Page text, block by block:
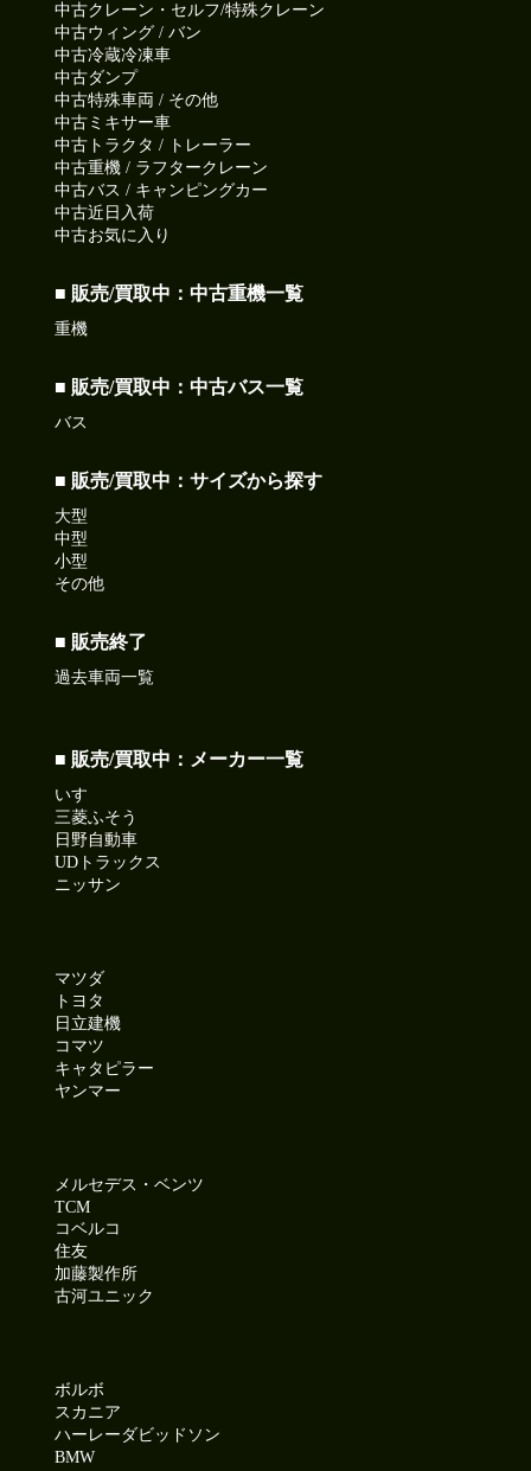
中古クレーン・セルフ/特殊クレーン
中古ウィング / バン
中古冷蔵冷凍車
中古ダンプ
中古特殊車両 / その他
中古ミキサー車
中古トラクタ / トレーラー
中古重機 / ラフタークレーン
中古バス / キャンピングカー
中古近日入荷
中古お気に入り
■ 販売/買取中：中古重機一覧
重機
■ 販売/買取中：中古バス一覧
バス
■ 販売/買取中：サイズから探す
大型
中型
小型
その他
■ 販売終了
過去車両一覧
■ 販売/買取中：メーカー一覧
いすゞ
三菱ふそう
日野自動車
UDトラックス
ニッサン
マツダ
トヨタ
日立建機
コマツ
キャタピラー
ヤンマー
メルセデス・ベンツ
TCM
コベルコ
住友
加藤製作所
古河ユニック
ボルボ
スカニア
ハーレーダビッドソン
BMW